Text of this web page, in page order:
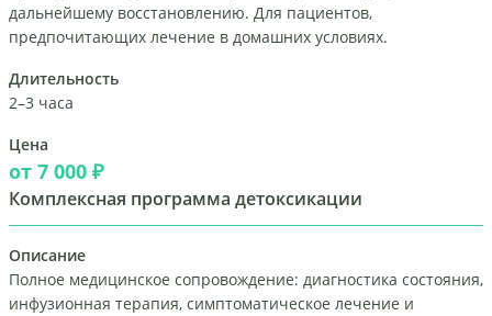
дальнейшему восстановлению. Для пациентов,
предпочитающих лечение в домашних условиях.
Длительность
2–3 часа
Цена
от 7 000 ₽
Комплексная программа детоксикации
Описание
Полное медицинское сопровождение: диагностика состояния,
инфузионная терапия, симптоматическое лечение и